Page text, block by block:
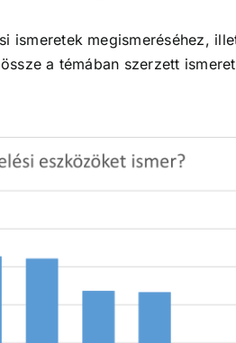
ismeretek megismeréséhez,
a témában szerzett